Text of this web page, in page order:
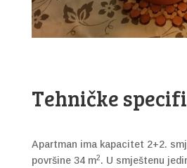
Tehničke
Apartman ima kapacitet 2+2.
površine 34 m2. U smještenu